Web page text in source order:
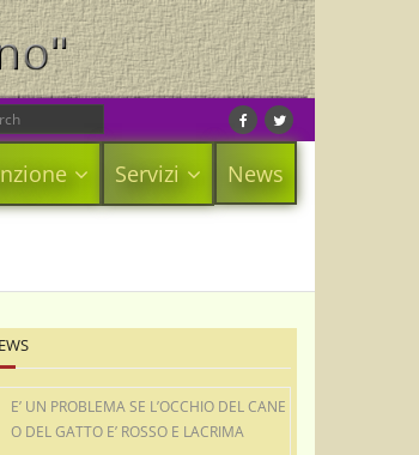
Servizi News
E’ UN PROBLEMA SE L’OCCHIO DEL CANE
O DEL GATTO E’ ROSSO E LACRIMA